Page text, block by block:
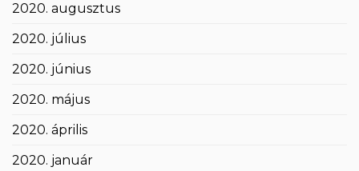
2020. augusztus
2020. július
2020. június
2020. május
2020. április
2020. január